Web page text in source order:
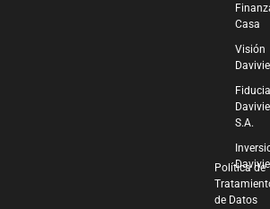
Casa
Visión
S.A.
Política de
de Datos